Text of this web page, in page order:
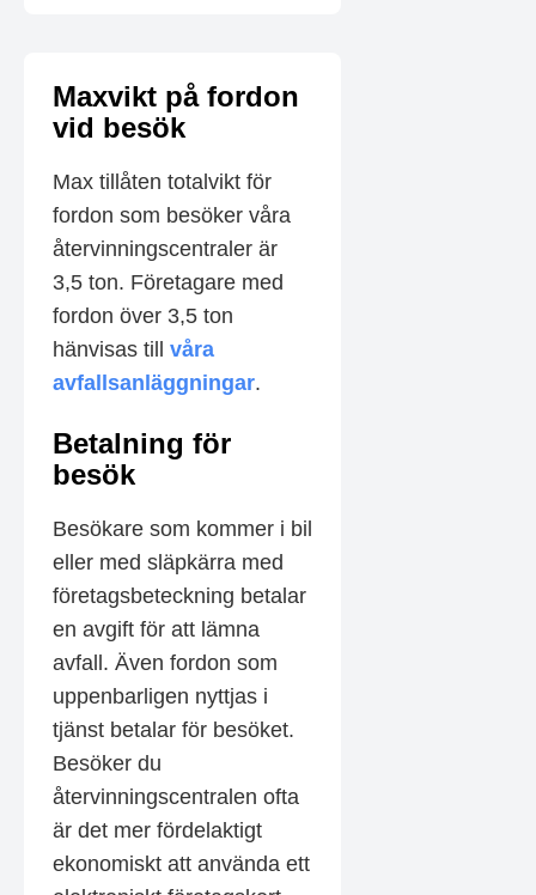
Maxvikt på fordon
vid besök
Max tillåten totalvikt för
fordon som besöker våra
återvinningscentraler är
3,5 ton. Företagare med
fordon över 3,5 ton
hänvisas till våra
avfallsanläggningar.
Betalning för
besök
Besökare som kommer i bil
eller med släpkärra med
företagsbeteckning betalar
en avgift för att lämna
avfall. Även fordon som
uppenbarligen nyttjas i
tjänst betalar för besöket.
Besöker du
återvinningscentralen ofta
är det mer fördelaktigt
ekonomiskt att använda ett